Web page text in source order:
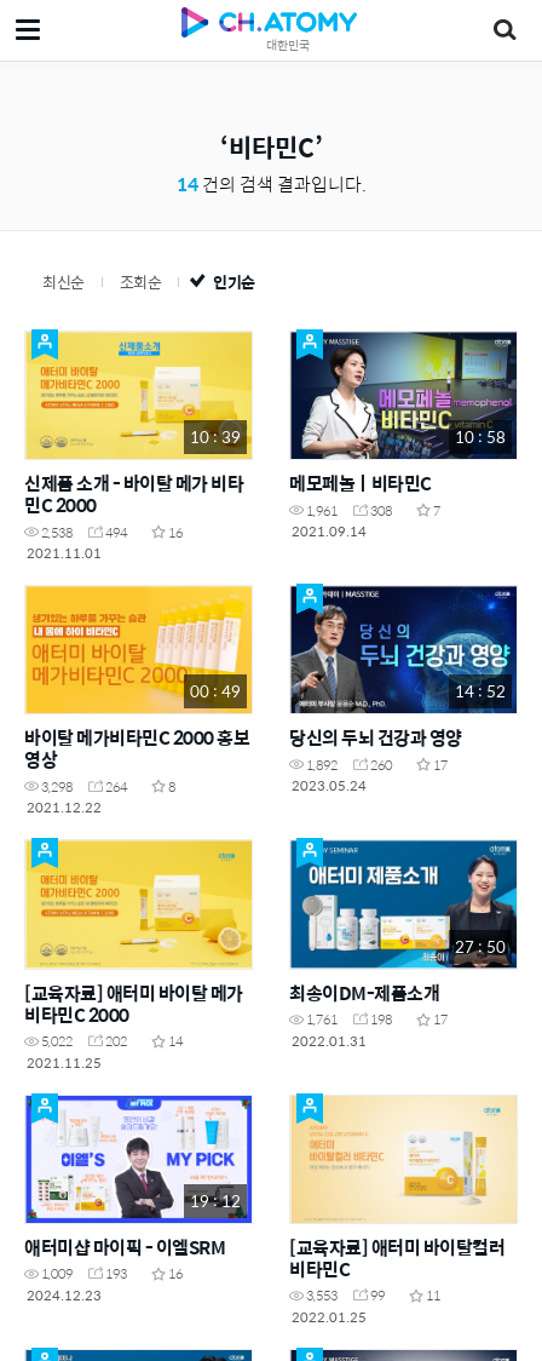
대한민국
비타민C
14건의 검색 결과입니다.
최신순 조회순 인기순
10 : 39
신제품 소개 - 바이탈 메가 비타
민C 2000
2,538 494
16
2021.11.01
10 : 58
메모페놀ㅣ비타민C
1,961 308
7
2021.09.14
00 : 49
바이탈 메가비타민C 2000 홍보
영상
3,298 264
8
2021.12.22
14 : 52
당신의 두뇌 건강과 영양
1,892 260
17
2023.05.24
[교육자료] 애터미 바이탈 메가
비타민C 2000
5,022 202
14
2021.11.25
27 : 50
최송이DM-제품소개
1,761 198
17
2022.01.31
19 : 12
애터미샵 마이픽 - 이엘SRM
1,009 193
16
2024.12.23
[교육자료] 애터미 바이탈컬러
비타민C
3,553 99
11
2022.01.25